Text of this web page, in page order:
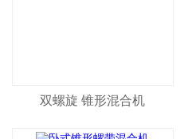
双螺旋 锥形混合机